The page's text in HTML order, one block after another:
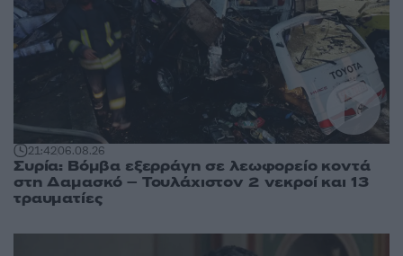
21:4206.08.26
Συρία: Βόμβα εξερράγη σε λεωφορείο κοντά
στη Δαμασκό – Τουλάχιστον 2 νεκροί και 13
τραυματίες